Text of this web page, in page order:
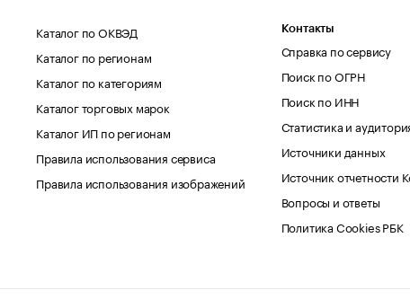
Каталог по ОКВЭД
Каталог по регионам
Каталог по категориям
Каталог торговых марок
Каталог ИП по регионам
Правила использования сервиса
Правила использования изображений
Контакты
Справка по сервису
Поиск по ОГРН
Поиск по ИНН
Статистика и
Источники данных
Источник отчетности
Вопросы и ответы
Политика Cookies РБК